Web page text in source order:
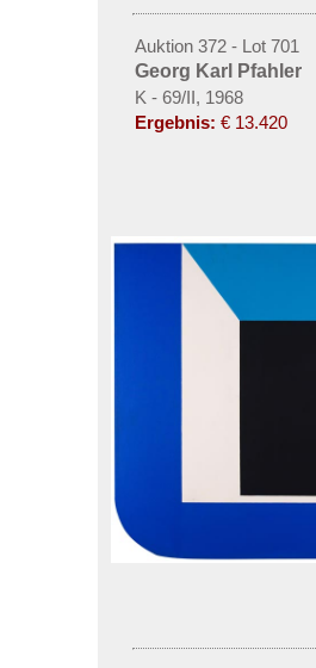
Auktion 372 - Lot 701
Georg Karl Pfahler
K - 69/II, 1968
Ergebnis: € 13.420